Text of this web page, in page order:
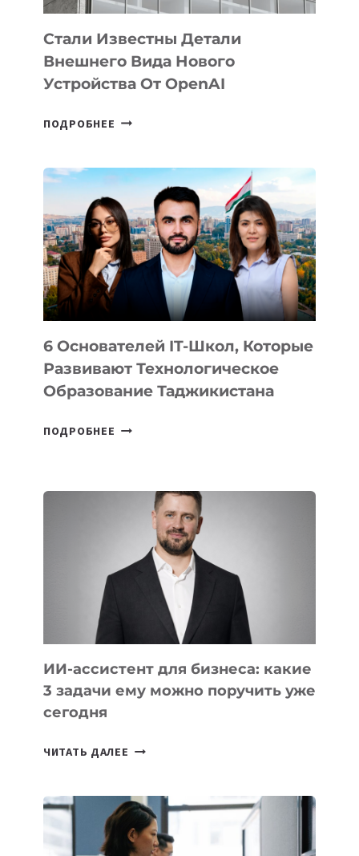
Стали Известны Детали
Внешнего Вида Нового
Устройства От OpenAI
ПОДРОБНЕЕ СТАЛИ
ВНЕШНЕГО
ВИДА
НОВОГО
УСТРОЙСТВА
ОТ
OPENAI
6 Основателей IT-Школ, Которые
Развивают Технологическое
Образование Таджикистана
ПОДРОБНЕЕ
КОТОРЫЕ
РАЗВИВАЮТ
ТЕХНОЛОГИЧЕСКОЕ
ОБРАЗОВАНИЕ
ТАДЖИКИСТАНА
ИИ-ассистент для бизнеса: какие
3 задачи ему можно поручить уже
сегодня
ЧИТАТЬ ДАЛЕЕ ИИ-
БИЗНЕСА:
КАКИЕ
3